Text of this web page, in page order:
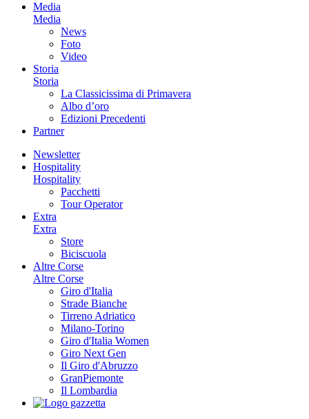
Media
Media
News
Foto
Video
Storia
Storia
La Classicissima di Primavera
Albo d’oro
Edizioni Precedenti
Partner
Newsletter
Hospitality
Hospitality
Pacchetti
Tour Operator
Extra
Extra
Store
Biciscuola
Altre Corse
Altre Corse
Giro d'Italia
Strade Bianche
Tirreno Adriatico
Milano-Torino
Giro d'Italia Women
Giro Next Gen
Il Giro d'Abruzzo
GranPiemonte
Il Lombardia